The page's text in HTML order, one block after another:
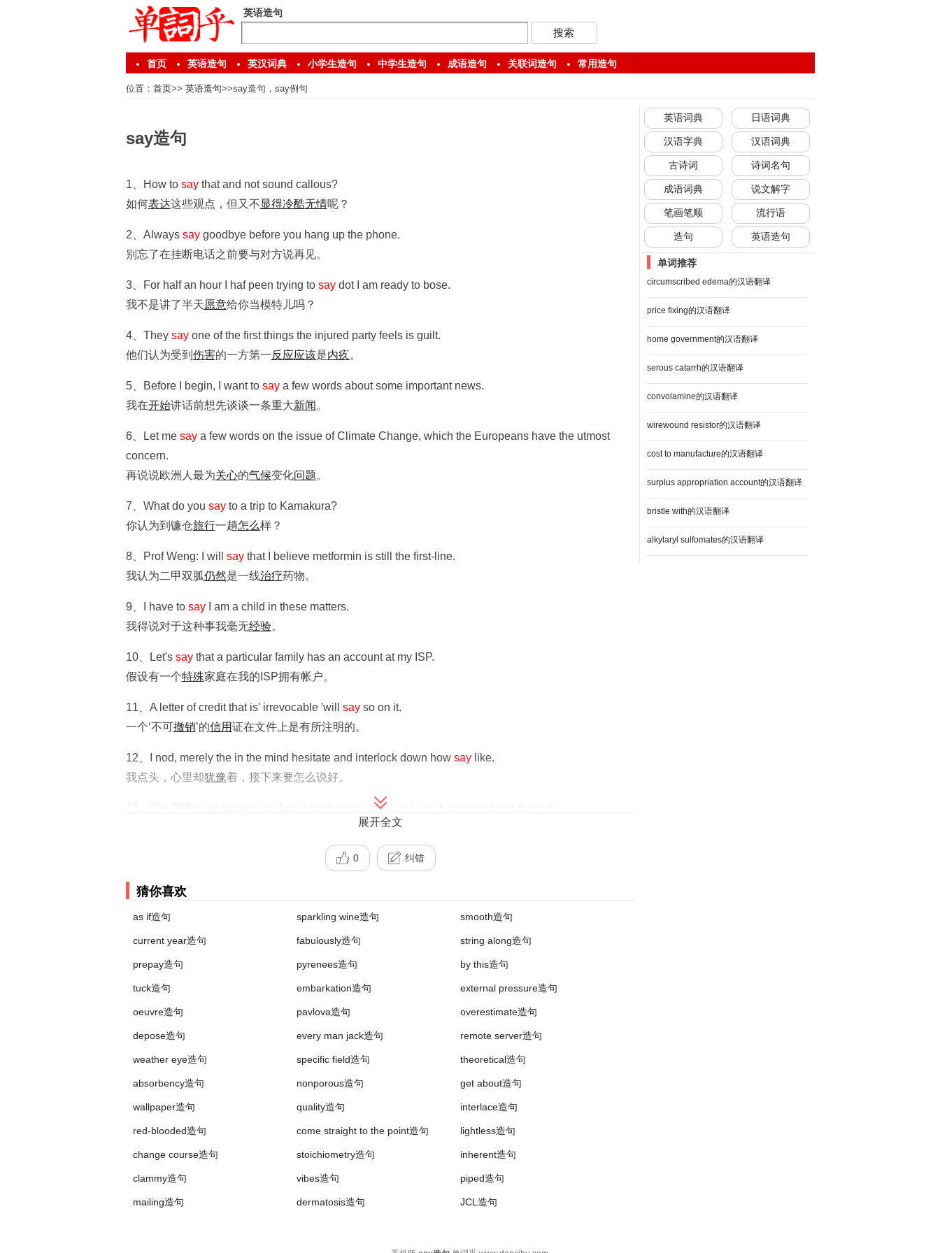
英语造句
首页 英语造句 英汉词典 小学生造句 中学生造句 成语造句 关联词造句 常用造句
位置： 首页>> 英语造句>>say造句，say例句
say造句
1、How to saythat and not sound callous?
如何表达这些观点，但又不显得冷酷无情呢？
2、Always saygoodbye before you hang up the phone.
别忘了在挂断电话之前要与对方说再见。
3、For half an hour I haf peen trying to saydot I am ready to bose.
我不是讲了半天愿意给你当模特儿吗？
4、They sayone of the first things the injured party feels is guilt.
他们认为受到 伤害的一方第一反应应该是内疚。
5、Before I begin, I want to saya few words about some important news.
我在开始讲话前想先谈谈一条重大新闻 。
6、Let me saya few words on the issue of Climate Change, which the Europeans have the utmost
concern.
再说说欧洲人最为关心的气候变化问题。
7、What do you sayto a trip to Kamakura?
你认为到镰仓旅行一趟怎么样？
8、Prof Weng: I will saythat I believe metformin is still the first-line.
我认为二甲双胍仍然是一线治疗药物。
9、I have to sayI am a child in these matters.
我得说对于这种事我毫无经验。
10、Let's saythat a particular family has an account at my ISP.
假设有一个特殊家庭在我的ISP拥有帐户。
11、A letter of credit that is' irrevocable 'will sayso on it.
一个‘不可撤销’的信用证在文件上是有所注明的。
12、I nod, merely the in the mind hesitate and interlock down how saylike.
我点头，心里却犹豫着，接下来要怎么说好。
13、The 288-page tome is our latest production and dare I
，一页页地 浏览过去
motherland, but German call it fatherland.
16、Let me
that preventing crime is definitely better than punishing it.
17、Saywhat's ya name again.
你叫什么来着？
18、Yousayhe is dilligent; so he is
你说他很勤奋, 他
19、What has she to
for herself?
她有什么要为自己
20、That is, it's deceptively simple to justsay"send a bunch of entries".
那就是，仅仅说“发送一堆条目”，
简单得让人
21、Experts
the chances of survival are getting small but the mine's co-owner is still optimistic.
展开全文
0 纠错
猜你喜欢
as if造句 sparkling wine造句 smooth造句
current year造句 fabulously造句 string along造句
prepay造句 pyrenees造句 by this造句
tuck造句 embarkation造句 external pressure造句
oeuvre造句 pavlova造句 overestimate造句
depose造句 every man jack造句 remote server造句
weather eye造句 specific field造句 theoretical造句
absorbency造句 nonporous造句 get about造句
wallpaper造句 quality造句 interlace造句
red-blooded造句 come straight to the point造句 lightless造句
change course造句 stoichiometry造句 inherent造句
clammy造句 vibes造句 piped造句
mailing造句 dermatosis造句 JCL造句
英语词典 日语词典
汉语字典 汉语词典
古诗词 诗词名句
成语词典 说文解字
笔画笔顺 流行语
造句 英语造句
单词推荐
circumscribed edema的汉语翻译
price fixing的汉语翻译
home government的汉语翻译
serous catarrh的汉语翻译
convolamine的汉语翻译
wirewound resistor的汉语翻译
cost to manufacture的汉语翻译
surplus appropriation account的汉语翻译
bristle with的汉语翻译
alkylaryl sulfomates的汉语翻译